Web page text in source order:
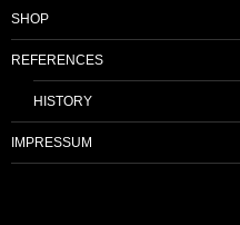
SHOP
REFERENCES
HISTORY
IMPRESSUM